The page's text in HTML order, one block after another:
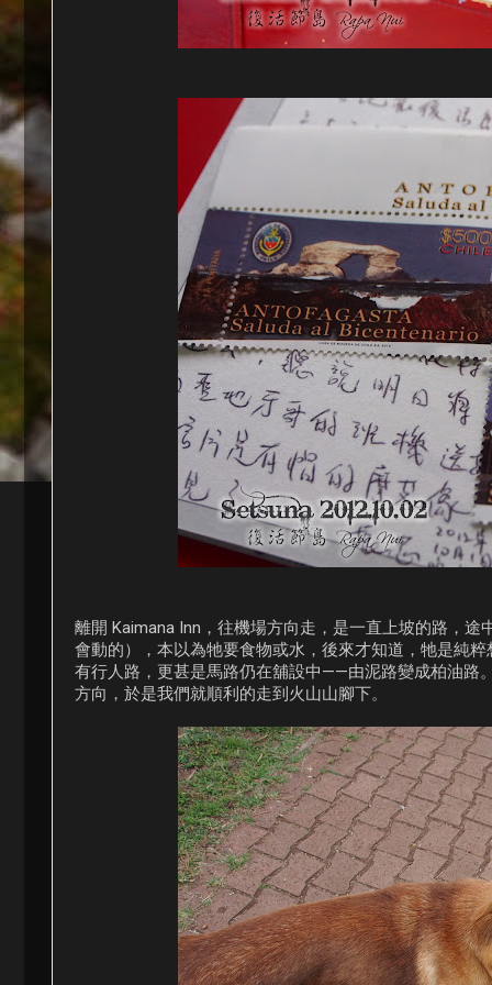
離開 Kaimana Inn，往機場方向走，是一直上坡的路，
會動的），本以為牠要食物或水，後來才知道，牠是純
有行人路，更甚是馬路仍在舖設中——由泥路變成柏油路
方向，於是我們就順利的走到火山山腳下。